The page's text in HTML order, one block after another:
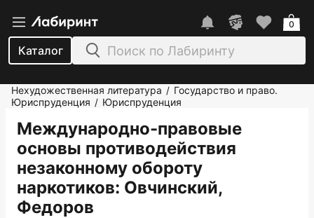
Каталог
0
Нехудожественная литература / Государство и право.
Юриспруденция / Юриспруденция
Международно-правовые
основы противодействия
незаконному обороту
наркотиков: Овчинский,
Федоров